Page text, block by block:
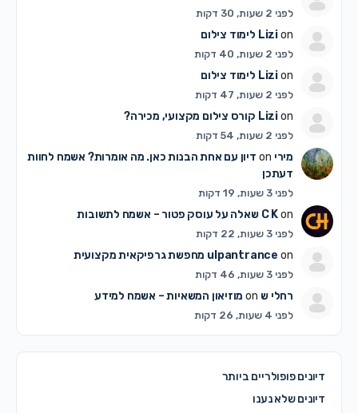
לפני 2 שעות, 30 דקות
Lizion לימוד צילום
לפני 2 שעות, 40 דקות
Lizion לימוד צילום
לפני 2 שעות, 47 דקות
Lizion קורס צילום מקצועי, מכירה?
לפני 2 שעות, 54 דקות
מירי
דיון עם אחת הבנות כאן. מה אומרות? אשמח לחוות
דעתכן
לפני 3 שעות, 19 דקות
C Kon שאלה על עוסק פטור – אשמח לתשובות
לפני 3 שעות, 22 דקות
ulpantrance on מחפשת גרפיקאית מקצועית
לפני 3 שעות, 46 דקות
רחלי ש מוזיאון המשאיות – אשמח למידע
לפני 4 שעות, 26 דקות
דיונים פופולריים ביותר
דיונים שלא נענו